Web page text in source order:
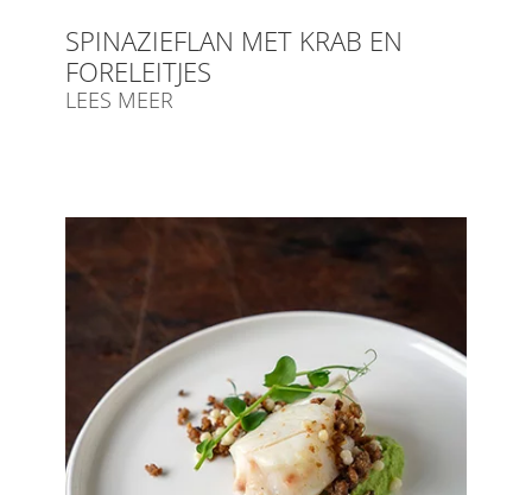
SPINAZIEFLAN MET KRAB EN
FORELEITJES
LEES MEER